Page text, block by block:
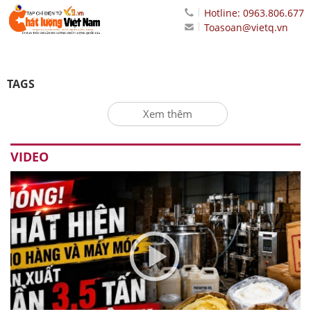
Hotline: 0963.806.677
Toasoan@vietq.vn
TAGS
Xem thêm
VIDEO